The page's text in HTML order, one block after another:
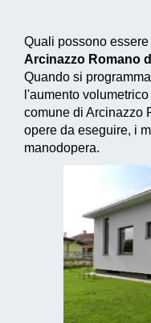
Quali possono essere
Arcinazzo Romano
Quando si
l'aumento
comune di Arcinazzo
opere da eseguire, i
manodopera.